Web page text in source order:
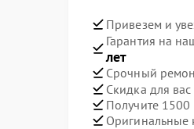
Привезем и
Гарантия на
лет
Срочный
Скидка для
Получите
Оригинальные